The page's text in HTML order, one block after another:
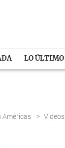
LO ÚLTIMO
Américas > Videos